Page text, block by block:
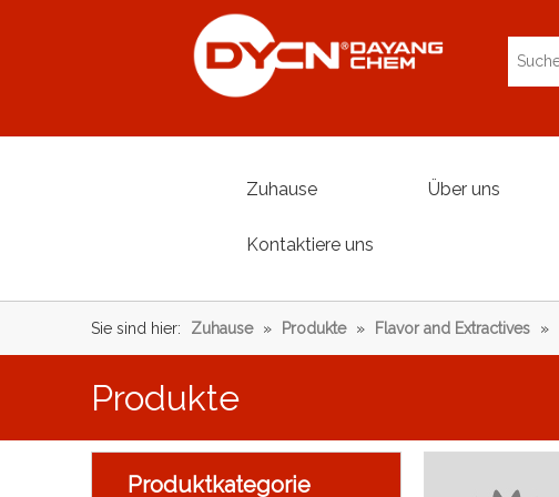
Zuhause Über uns
Kontaktiere uns
Sie sind hier: Zuhause » Produkte » Flavor and Extractives »
Produkte
Produktkategorie